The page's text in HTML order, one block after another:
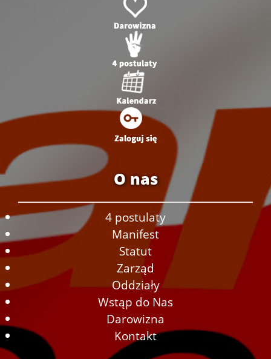
O nas
4 postulaty
Manifest
Statut
Zarząd
Oddziały
Wstąp do Nas
Darowizna
Kontakt